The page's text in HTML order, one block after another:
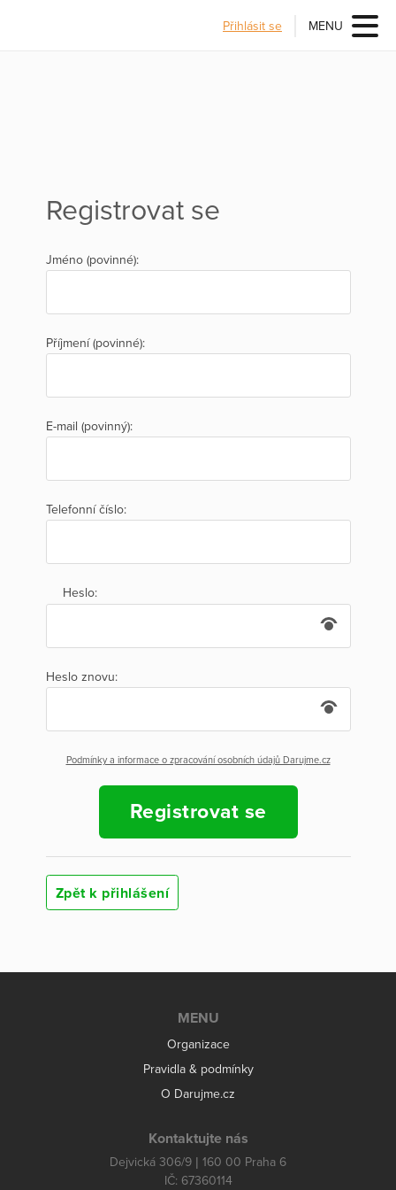
Přihlásit se MENU
Registrovat se
Jméno (povinné):
Příjmení (povinné):
E-mail (povinný):
Telefonní číslo:
Heslo:
Heslo znovu:
Podmínky a informace o zpracování osobních údajů Darujme.cz
Registrovat se
Zpět k přihlášení
MENU
Organizace
Pravidla & podmínky
O Darujme.cz
Kontaktujte nás
Dejvická 306/9 | 160 00 Praha 6
IČ: 67360114